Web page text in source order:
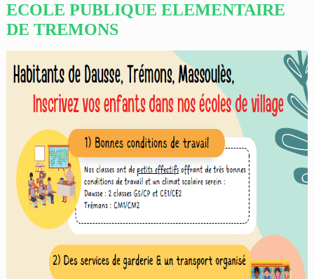
ECOLE PUBLIQUE ELEMENTAIRE
DE TREMONS